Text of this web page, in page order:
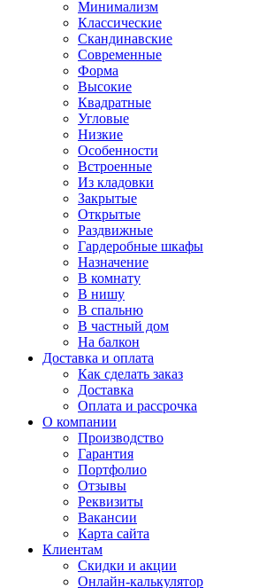
Минимализм
Классические
Скандинавские
Современные
Форма
Высокие
Квадратные
Угловые
Низкие
Особенности
Встроенные
Из кладовки
Закрытые
Открытые
Раздвижные
Гардеробные шкафы
Назначение
В комнату
В нишу
В спальню
В частный дом
На балкон
Доставка и оплата
Как сделать заказ
Доставка
Оплата и рассрочка
О компании
Производство
Гарантия
Портфолио
Отзывы
Реквизиты
Вакансии
Карта сайта
Клиентам
Скидки и акции
Онлайн-калькулятор